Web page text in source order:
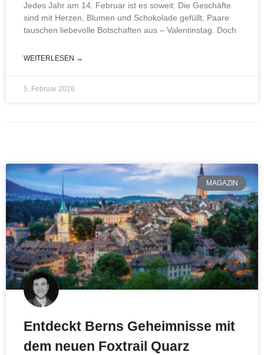
Jedes Jahr am 14. Februar ist es soweit: Die Geschäfte
sind mit Herzen, Blumen und Schokolade gefüllt, Paare
tauschen liebevolle Botschaften aus – Valentinstag. Doch
WEITERLESEN →
5. Februar 2026
MAGAZIN
Entdeckt Berns Geheimnisse mit
dem neuen Foxtrail Quarz